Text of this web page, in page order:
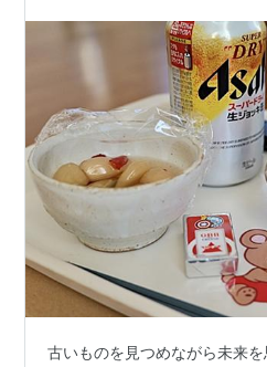
古いものを見つめながら未来を